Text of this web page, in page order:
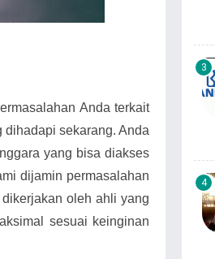
Anda terkait
dihadapi sekarang. Anda
yang bisa diakses
dijamin permasalahan
oleh ahli yang
sesuai keinginan